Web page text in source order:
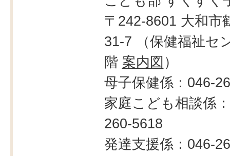
〒242-8601 大和市
31-7 （保健福祉セ
階 案内図 ）
母子保健係：046-
家庭こども相談係
260-5618
発達支援係：046-